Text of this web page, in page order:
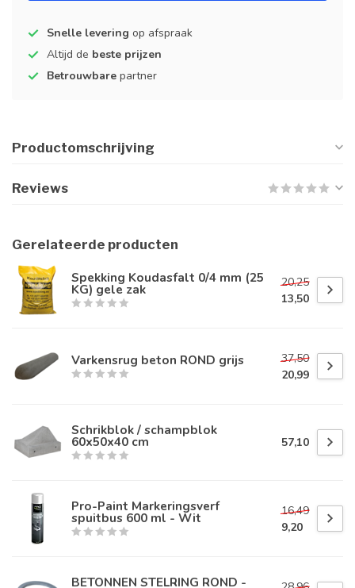
Snelle levering op afspraak
Altijd de beste prijzen
Betrouwbare partner
Productomschrijving
Reviews
Gerelateerde producten
Spekking Koudasfalt 0/4 mm (25
KG) gele zak
20,25
13,50
Varkensrug beton ROND grijs
37,50
20,99
Schrikblok / schampblok
60x50x40 cm 57,10
Pro-Paint Markeringsverf
spuitbus 600 ml - Wit
16,49
9,20
BETONNEN STELRING ROND -